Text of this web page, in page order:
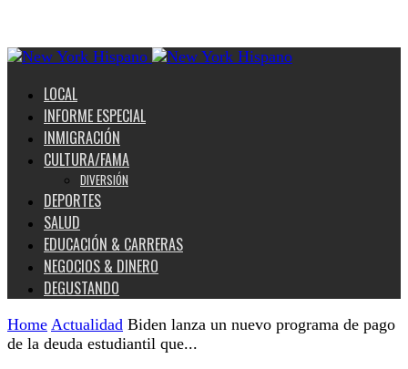
LOCAL
INFORME ESPECIAL
INMIGRACIÓN
CULTURA/FAMA
DIVERSIÓN
DEPORTES
SALUD
EDUCACIÓN & CARRERAS
NEGOCIOS & DINERO
DEGUSTANDO
Home Actualidad Biden lanza un nuevo programa de pago
de la deuda estudiantil que...